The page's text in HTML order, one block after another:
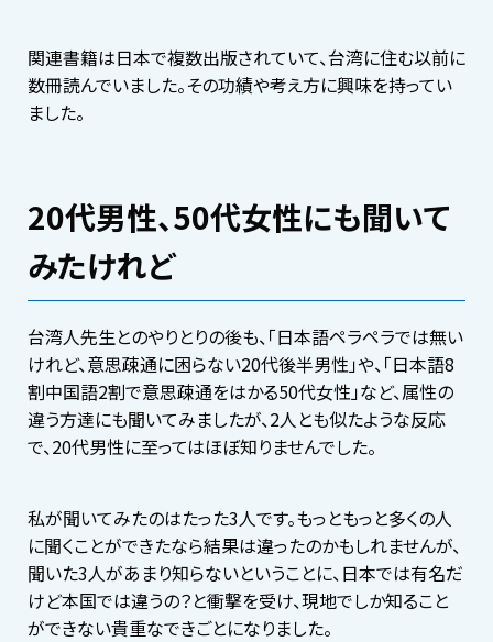
関連書籍は日本で複数出版されていて、台湾に住む以前に
数冊読んでいました。その功績や考え方に興味を持ってい
ました。
20代男性、50代女性にも聞いて
みたけれど
台湾人先生とのやりとりの後も、「日本語ペラペラでは無い
けれど、意思疎通に困らない20代後半男性」や、「日本語8
割中国語2割で意思疎通をはかる50代女性」など、属性の
違う方達にも聞いてみましたが、2人とも似たような反応
で、20代男性に至ってはほぼ知りませんでした。
私が聞いてみたのはたった3人です。もっともっと多くの人
に聞くことができたなら結果は違ったのかもしれませんが、
聞いた3人があまり知らないということに、日本では有名だ
けど本国では違うの？と衝撃を受け、現地でしか知ること
ができない貴重なできごとになりました。